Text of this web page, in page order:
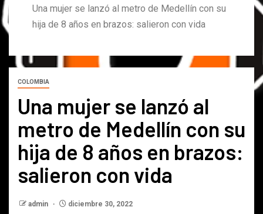
Una mujer se lanzó al metro de Medellín con su
hija de 8 años en brazos: salieron con vida
COLOMBIA
Una mujer se lanzó al
metro de Medellín con su
hija de 8 años en brazos:
salieron con vida
admin diciembre 30, 2022